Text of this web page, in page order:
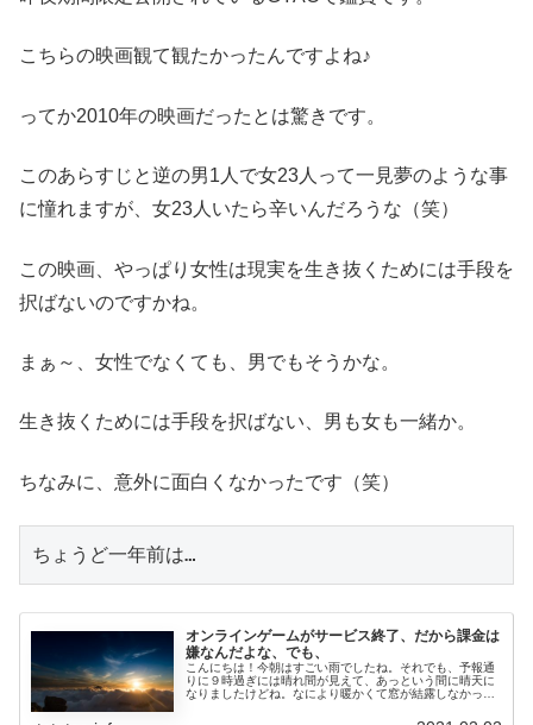
こちらの映画観て観たかったんですよね♪
ってか2010年の映画だったとは驚きです。
このあらすじと逆の男1人で女23人って一見夢のような事
に憧れますが、女23人いたら辛いんだろうな（笑）
この映画、やっぱり女性は現実を生き抜くためには手段を
択ばないのですかね。
まぁ～、女性でなくても、男でもそうかな。
生き抜くためには手段を択ばない、男も女も一緒か。
ちなみに、意外に面白くなかったです（笑）
ちょうど一年前は…
オンラインゲームがサービス終了、だから課金は
嫌なんだよな、でも、
こんにちは！今朝はすごい雨でしたね。それでも、予報通
りに９時過ぎには晴れ間が見えて、あっという間に晴天に
なりましたけどね。なにより暖かくて窓が結露しなかった